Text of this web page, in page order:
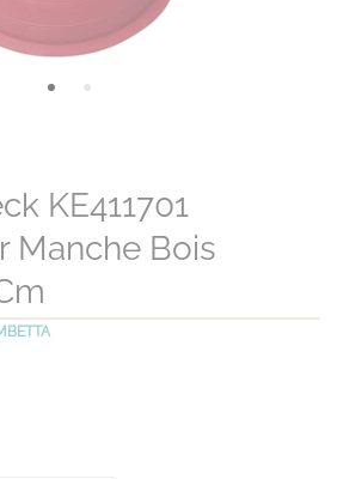
KE411701
Manche Bois